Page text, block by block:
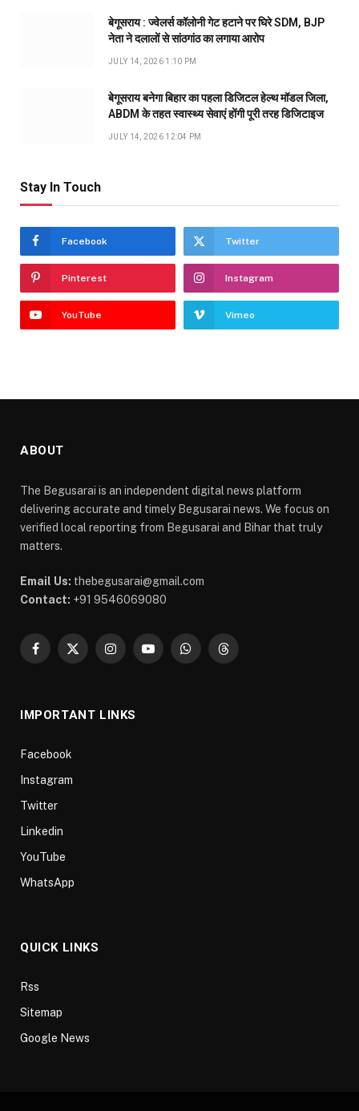
बेगूसराय : ज्वेलर्स कॉलोनी गेट हटाने पर घिरे SDM, BJP
नेता ने दलालों से सांठगांठ का लगाया आरोप
JULY 14, 2026 1:10 PM
बेगूसराय बनेगा बिहार का पहला डिजिटल हेल्थ मॉडल जिला,
ABDM के तहत स्वास्थ्य सेवाएं होंगी पूरी तरह डिजिटाइज
JULY 14, 2026 12:04 PM
Stay In Touch
Facebook Twitter
Pinterest Instagram
YouTube Vimeo
ABOUT
The Begusarai is an independent digital news platform
delivering accurate and timely Begusarai news. We focus on
verified local reporting from Begusarai and Bihar that truly
matters.
Email Us: thebegusarai@gmail.com
Contact: +91 9546069080
Facebook
X
InstagramYouTubeWhatsAppThreads
IMPORTANT LINKS
Facebook
Instagram
Twitter
Linkedin
YouTube
WhatsApp
QUICK LINKS
Rss
Sitemap
Google News